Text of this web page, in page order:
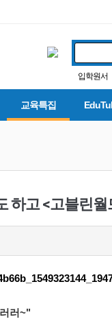
입학원서
교육특집
하고 <고블린월
러~"